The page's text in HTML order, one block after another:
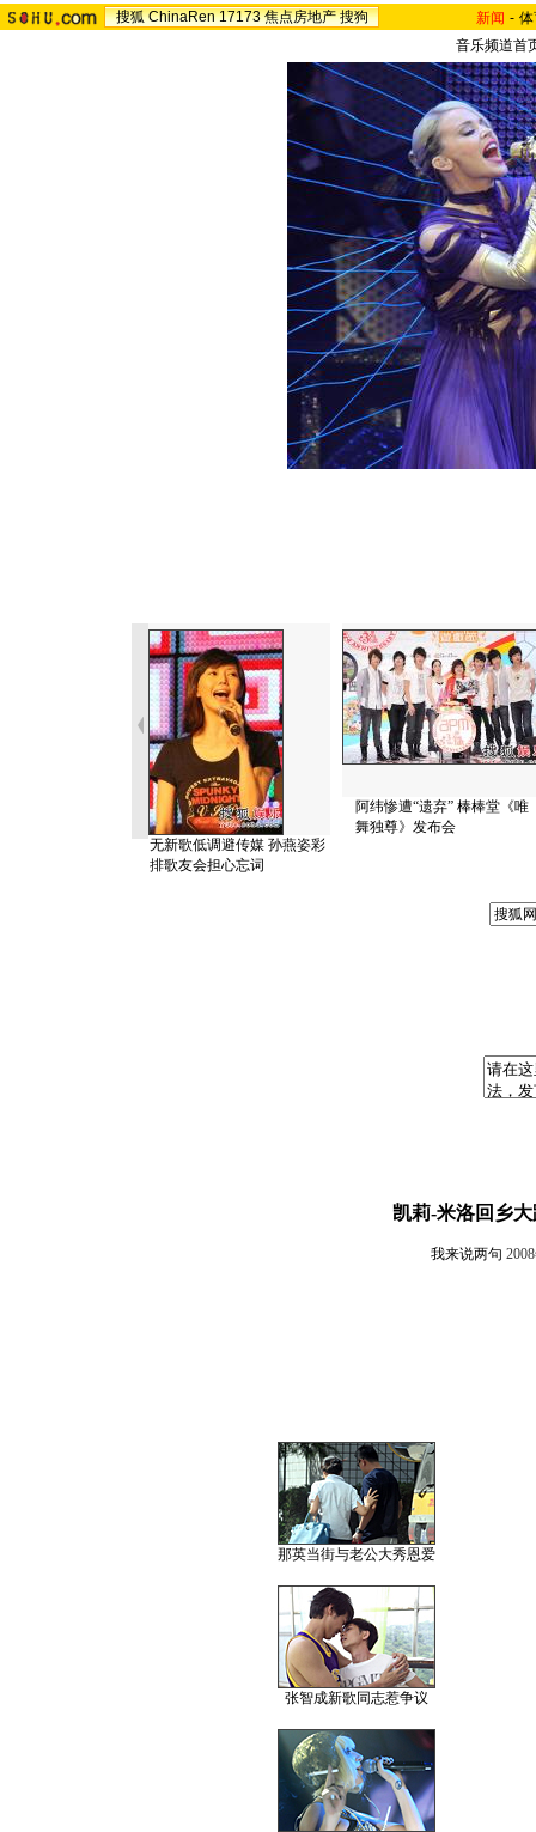
搜狐 ChinaRen 17173 焦点房地产 搜狗 新闻 -
音乐频道首
无新歌低调避传媒 孙燕姿彩
排歌友会担心忘词
阿纬惨遭“遗弃” 棒棒堂《唯
舞独尊》发布会
凯莉-米洛回乡
我来说两句
那英当街与老公大秀恩爱
张智成新歌同志惹争议